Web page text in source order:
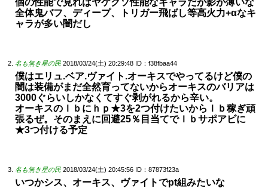
個の性能で見ればヤケクソ性能なキャラだが影が薄いな
全体鬼バフ、ディープ、トリガー飛ばし等高火力+αなキ
ャラが多い闇だし
名も無き星の民 2018/03/24(土) 20:29:48 ID：f38fbaa44
僕はエリュ.ベア.ヴァイト.オーキスでやってるけど僕の
闇は装備がまだ全然育ってないからオーキスのバリアは
3000ぐらいしかなくてすぐ剥がれるから辛い。
オーキスのｌｂにｈｐ★3を2つ付けたいからｌｂ稼ぎ頑
張るぜ。そのまえに回避25％目当てでｌｂサポアビに
★3つ付ける予定
名も無き星の民 2018/03/24(土) 20:45:56 ID：87873f23a
いつかシス、オーキス、ヴァイトでpt組みたいな